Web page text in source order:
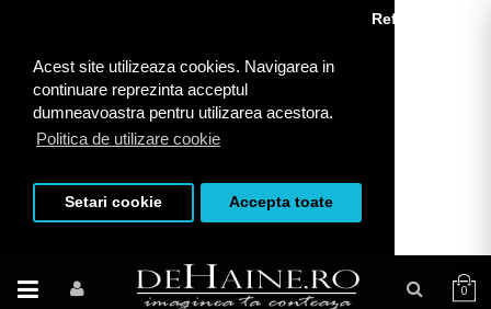
Acest site utilizeaza cookies. Navigarea in
continuare reprezinta acceptul
dumneavoastra pentru utilizarea acestora.
Politica de utilizare cookie
Refuza toate
Setari cookie Accepta toate
0